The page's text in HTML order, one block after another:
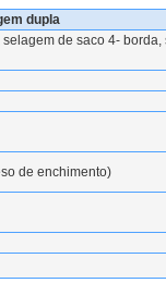
dupla
de saco 4-
de enchimento)